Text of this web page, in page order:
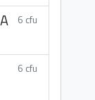
6 cfu
6 cfu